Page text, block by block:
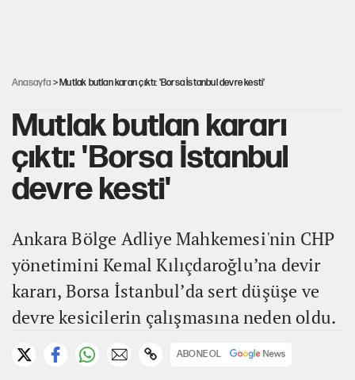
Anasayfa > Mutlak butlan kararı çıktı: 'Borsa İstanbul devre kesti'
Mutlak butlan kararı
çıktı: 'Borsa İstanbul
devre kesti'
Ankara Bölge Adliye Mahkemesi'nin CHP
yönetimini Kemal Kılıçdaroğlu’na devir
kararı, Borsa İstanbul’da sert düşüşe ve
devre kesicilerin çalışmasına neden oldu.
ABONE OL